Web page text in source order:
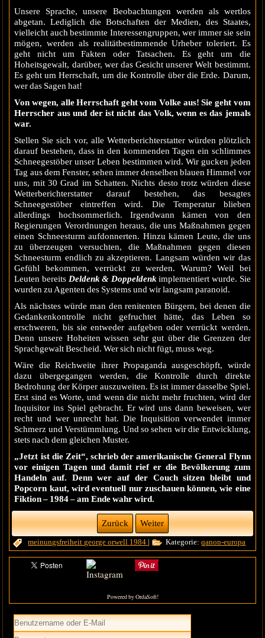
Unsere Sprache, unsere Beobachtungen werden als wertlos
abgetan. Lediglich die Botschaften der Medien, des Staates,
vielleicht auch bestimmte Interessengruppen, wer immer sie sein
mögen, werden als realitätbestimmende Urheber toleriert. Es
geht nicht um Fakten oder Tatsachen. Es geht um die
Hoheitsgewalt, darüber, wer das Gesicht unserer Welt bestimmt.
Es geht um Herrschaft, um die Kontrolle über die Erde. Darum,
wer das Sagen hat!
Von wegen, alle Herrschaft geht vom Volke aus! Sie geht vom
Herrscher aus und der ist nicht das Volk, wenn es das jemals
war.
Stellen Sie sich vor, alle Wetterberichterstatter würden plötzlich
darauf bestehen, dass in den kommenden Tagen ein schlimmes
Schneegestöber unser Leben bestimmen wird. Wir gucken jeden
Tag aus dem Fenster, sehen immer denselben blauen Himmel vor
uns, mit 30 Grad im Schatten. Nichts desto trotz würden diese
Wetterberichterstatter darauf bestehen, das besagtes
Schneegestöber eintreffen wird. Die Temperatur blieben
allerdings hochsommerlich. Irgendwann kämen von den
Regierungen Verordnungen heraus, die uns Maßnahmen gegen
einen Schneesturm aufdonnerten. Hinzu kämen Leute, die uns
zu überzeugen versuchten, die Maßnahmen gegen diesen
Schneesturm endlich zu akzeptieren. Langsam würden wir das
Gefühl bekommen, verrückt zu werden. Warum? Weil bei
Leuten bereits Deldenk & Doppeldenkimplementiert wurde. Sie
wurden zu Agenten des Systems und wir langsam paranoid.
Als nächstes würde man den renitenten Bürgern, bei denen die
Gedankenkontrolle nicht gefruchtet hätte, das Leben so
erschweren, bis sie entweder aufgeben oder verrückt werden.
Denn unsere Hoheiten wissen sehr gut über die Grenzen der
Sprachgewalt Bescheid. Wer sich nicht fügt, muss weg.
Wäre die Reichweite ihrer Propaganda ausgeschöpft, würde
dazu übergegangen werden, die Kontrolle durch direkte
Bedrohung der Körper auszuweiten. Es ist immer dasselbe Spiel.
Erst sind es Worte, und wenn die nicht mehr fruchten, wird der
Inquisitor ins Spiel gebracht. Er wird uns dann beweisen, wer
recht und wer unrecht hat. Die Inquisition verwendet immer
Schmerz und Verstümmlung. Und so sehen wir die Entwicklung,
stets nach dem gleichen Muster.
„Jetzt ist die Zeit“, schrieb der amerikanische General Flynn
vor einigen Tagen und damit rief er die Bevölkerung zum
Handeln auf. Denn wer auf der Couch sitzen bleibt und
Popcorn kaut, wird eventuell nur zuschauen können, wie eine
Fiktion – 1984 – am Ende wahr wird.
Zurück Weiter
meinungsfreiheitgeorge orwell 1984 | Kategorie:qanon-europa
Powered by OrdaSoft!